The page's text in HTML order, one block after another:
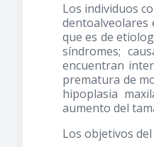
Los individuos
dentoalveolares
que es de
síndromes;
encuentran
prematura de
hipoplasia
aumento del
Los objetivos